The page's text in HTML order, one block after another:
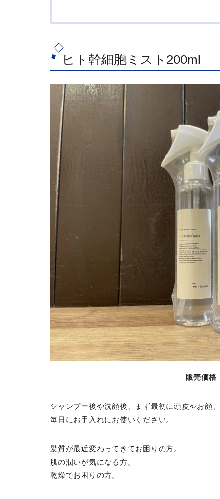
ヒト幹細胞ミスト200ml
販売価格
シャンプー後や洗顔後、まず最初に頭皮やお顔
毎日にお手入れにお使いください。
髪質が最近変わってきてお困りの方。
肌の潤いが気になる方。
乾燥でお困りの方。